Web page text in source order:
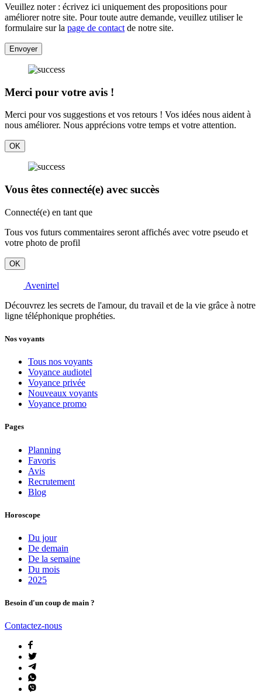
Veuillez noter : écrivez ici uniquement des propositions pour
améliorer notre site. Pour toute autre demande, veuillez utiliser le
formulaire sur la page de contact de notre site.
Envoyer
Merci pour votre avis !
Merci pour vos suggestions et vos retours ! Vos idées nous aident à
nous améliorer. Nous apprécions votre temps et votre attention.
OK
Vous êtes connecté(e) avec succès
Connecté(e) en tant que
Tous vos futurs commentaires seront affichés avec votre pseudo et
votre photo de profil
OK
Avenirtel
Découvrez les secrets de l'amour, du travail et de la vie grâce à notre
ligne téléphonique prophéties.
Nos voyants
Tous nos voyants
Voyance audiotel
Voyance privée
Nouveaux voyants
Voyance promo
Pages
Planning
Favoris
Avis
Recrutement
Blog
Horoscope
Du jour
De demain
De la semaine
Du mois
2025
Besoin d'un coup de main ?
Contactez-nous